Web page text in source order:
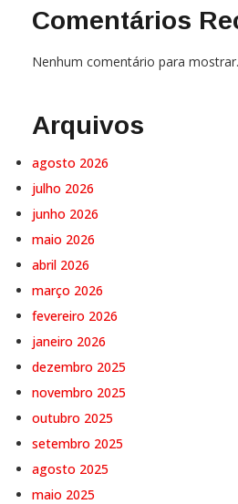
Comentários
Nenhum comentário para mostrar.
Arquivos
agosto 2026
julho 2026
junho 2026
maio 2026
abril 2026
março 2026
fevereiro 2026
janeiro 2026
dezembro 2025
novembro 2025
outubro 2025
setembro 2025
agosto 2025
maio 2025